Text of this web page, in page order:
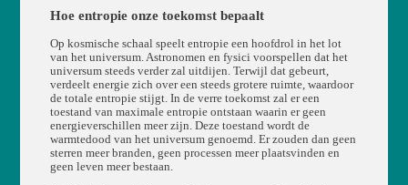
Hoe entropie onze toekomst bepaalt
Op kosmische schaal speelt entropie een hoofdrol in het lot
van het universum. Astronomen en fysici voorspellen dat het
universum steeds verder zal uitdijen. Terwijl dat gebeurt,
verdeelt energie zich over een steeds grotere ruimte, waardoor
de totale entropie stijgt. In de verre toekomst zal er een
toestand van maximale entropie ontstaan waarin er geen
energieverschillen meer zijn. Deze toestand wordt de
warmtedood van het universum genoemd. Er zouden dan geen
sterren meer branden, geen processen meer plaatsvinden en
geen leven meer bestaan.